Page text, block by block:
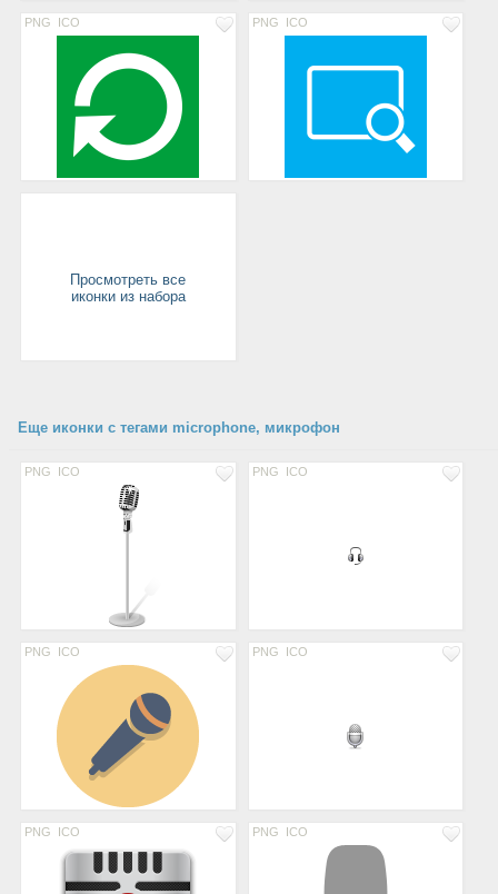
PNG ICO PNG ICO
Просмотреть все
иконки из набора
Еще иконки с тегами microphone, микрофон
PNG ICO PNG ICO
PNG ICO PNG ICO
PNG ICO PNG ICO